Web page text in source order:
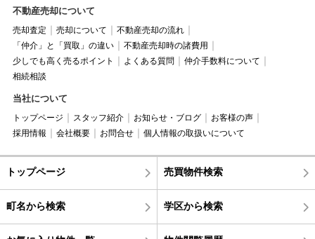
不動産売却について
売却査定 売却について
不動産売却の流れ
「仲介」と「買取」の違い
不動産売却時の諸費用
少しでも高く売るポイント
よくある質問
仲介手数料について
相続相談
当社について
トップページ スタッフ紹介 お知らせ・ブログ
お客様の声
採用情報
会社概要 お問合せ 個人情報の取扱いについて
トップページ 売買物件検索
町名から検索 学区から検索